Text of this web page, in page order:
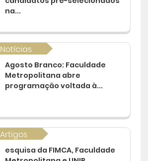
na...
Notícias
Agosto Branco: Faculdade
Metropolitana abre
programação voltada à...
Artigos
esquisa da FIMCA, Faculdade